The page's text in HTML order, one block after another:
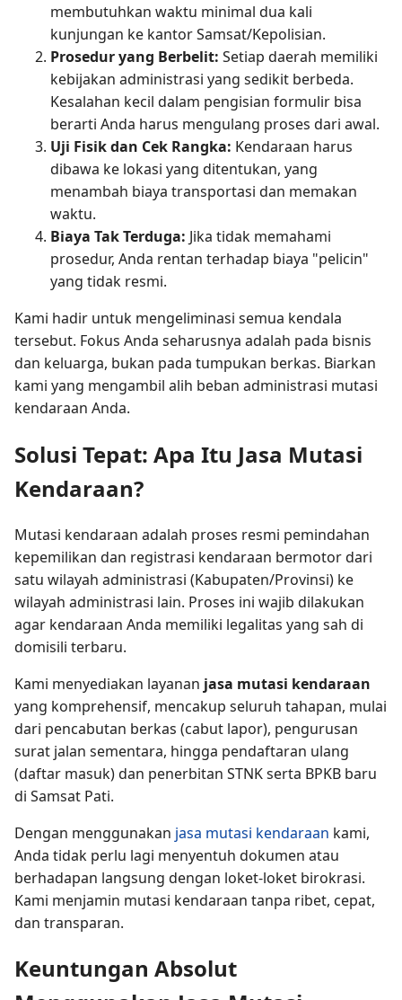
membutuhkan waktu minimal dua kali
kunjungan ke kantor Samsat/Kepolisian.
Prosedur yang Berbelit: Setiap daerah memiliki
kebijakan administrasi yang sedikit berbeda.
Kesalahan kecil dalam pengisian formulir bisa
berarti Anda harus mengulang proses dari awal.
Uji Fisik dan Cek Rangka: Kendaraan harus
dibawa ke lokasi yang ditentukan, yang
menambah biaya transportasi dan memakan
waktu.
Biaya Tak Terduga: Jika tidak memahami
prosedur, Anda rentan terhadap biaya "pelicin"
yang tidak resmi.
Kami hadir untuk mengeliminasi semua kendala
tersebut. Fokus Anda seharusnya adalah pada bisnis
dan keluarga, bukan pada tumpukan berkas. Biarkan
kami yang mengambil alih beban administrasi mutasi
kendaraan Anda.
Solusi Tepat: Apa Itu Jasa Mutasi
Kendaraan?
Mutasi kendaraan adalah proses resmi pemindahan
kepemilikan dan registrasi kendaraan bermotor dari
satu wilayah administrasi (Kabupaten/Provinsi) ke
wilayah administrasi lain. Proses ini wajib dilakukan
agar kendaraan Anda memiliki legalitas yang sah di
domisili terbaru.
Kami menyediakan layanan jasa mutasi kendaraan
yang komprehensif, mencakup seluruh tahapan, mulai
dari pencabutan berkas (cabut lapor), pengurusan
surat jalan sementara, hingga pendaftaran ulang
(daftar masuk) dan penerbitan STNK serta BPKB baru
di Samsat Pati.
Dengan menggunakan jasa mutasi kendaraan kami,
Anda tidak perlu lagi menyentuh dokumen atau
berhadapan langsung dengan loket-loket birokrasi.
Kami menjamin mutasi kendaraan tanpa ribet, cepat,
dan transparan.
Keuntungan Absolut